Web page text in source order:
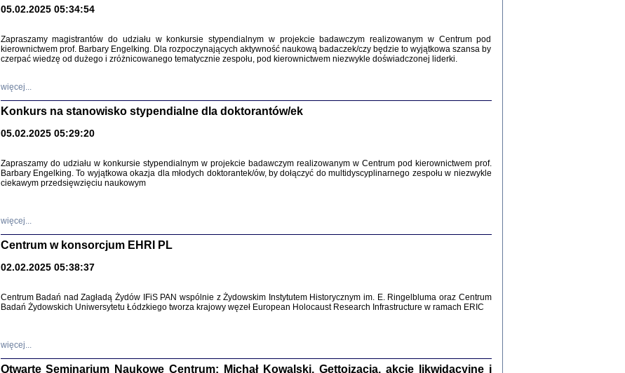
Warszawa 2016
SZCZĘŚCIE JEST POSIADAĆ DOM POD ZIEMIĄ ...
05.02.2025 05:34:54
Zapraszamy magistrantów do udziału w konkursie stypendialnym w projekcie badawczym realizowanym w Centrum pod
kierownictwem prof. Barbary Engelking. Dla rozpoczynających aktywność naukową badaczek/czy będzie to wyjątkowa szansa by
czerpać wiedzę od dużego i zróżnicowanego tematycznie zespołu, pod kierownictwem niezwykle doświadczonej liderki.
więcej...
Konkurs na stanowisko stypendialne dla doktorantów/ek
05.02.2025 05:29:20
Zapraszamy do udziału w konkursie stypendialnym w projekcie badawczym realizowanym w Centrum pod kierownictwem prof.
Barbary Engelking. To wyjątkowa okazja dla młodych doktorantek/ów, by dołączyć do multidyscyplinarnego zespołu w niezwykle
ciekawym przedsięwzięciu naukowym
więcej...
Centrum w konsorcjum EHRI PL
02.02.2025 05:38:37
Centrum Badań nad Zagładą Żydów IFiS PAN wspólnie z Żydowskim Instytutem Historycznym im. E. Ringelbluma oraz Centrum
Badań Żydowskich Uniwersytetu Łódzkiego tworza krajowy węzeł European Holocaust Research Infrastructure w ramach ERIC
więcej...
Otwarte Seminarium Naukowe Centrum: Michał Kowalski, Gettoizacja, akcje likwidacyjne i